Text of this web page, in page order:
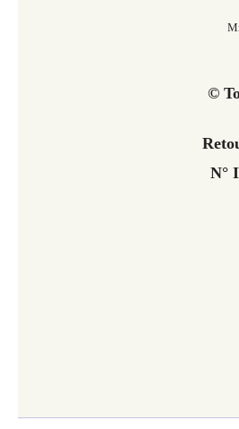
©
N°